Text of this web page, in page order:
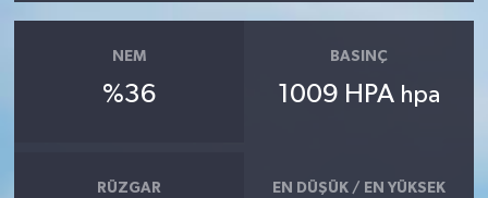
NEM
%36
BASINÇ
1009 HPA hpa
RÜZGAR EN DÜŞÜK / EN YÜKSEK